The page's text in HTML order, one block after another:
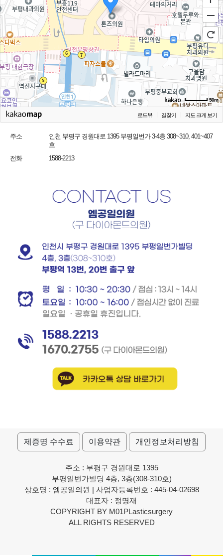
50m
로드뷰 길찾기 지도 크게 보기
주소
인천 부평구 경원대로 1395 부평일번가 3-4층 308~310, 401~407
호
전화
1588-2213
제증명 수수료 이용약관 개인정보처리방침
주소 : 부평구 경원대로 1395
부평일번가빌딩 4층, 3층(308-310호)
상호명 : 엠공일의원 | 사업자등록번호 : 445-04-02698
대표자 : 정명재
COPYRIGHT BY M01PLasticsurgery
ALL RIGHTS RESERVED